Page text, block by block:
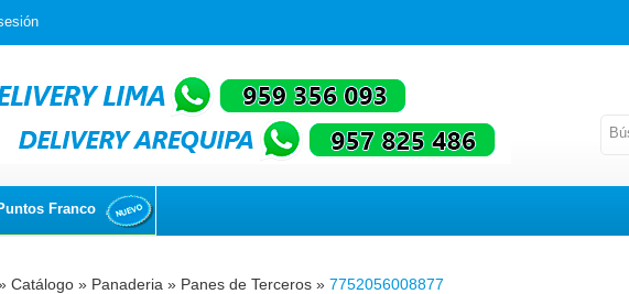
Franco
Catálogo » Panaderia » Panes de Terceros » 7752056008877